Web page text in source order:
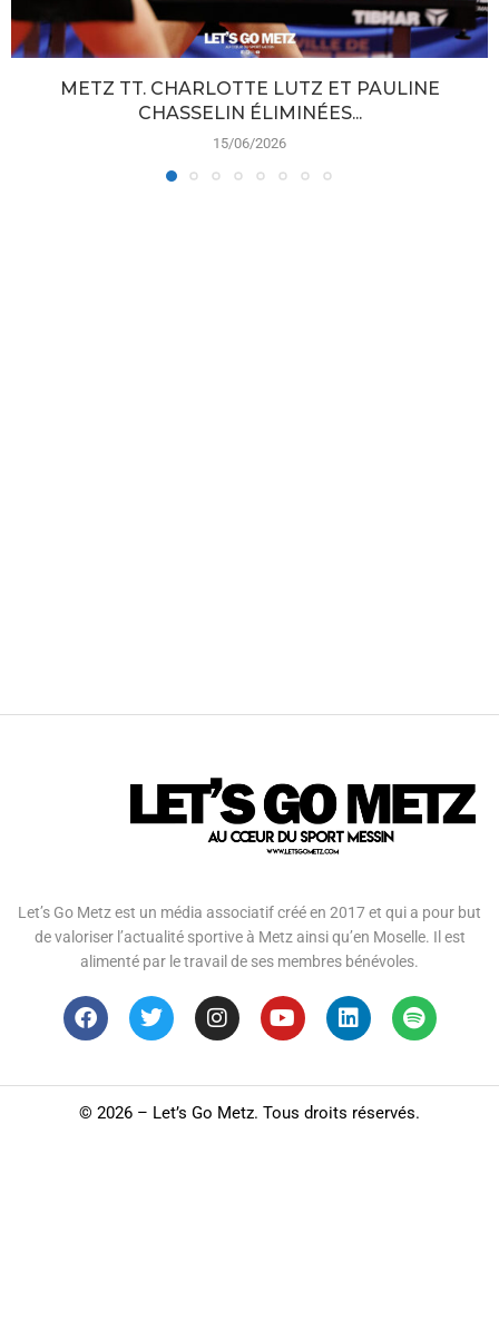
METZ TT. CHARLOTTE LUTZ ET PAULINE
CHASSELIN ÉLIMINÉES...
15/06/2026
Let’s Go Metz est un média associatif créé en 2017 et qui a pour but
de valoriser l’actualité sportive à Metz ainsi qu’en Moselle. Il est
alimenté par le travail de ses membres bénévoles.
© 2026 – Let’s Go Metz. Tous droits réservés.